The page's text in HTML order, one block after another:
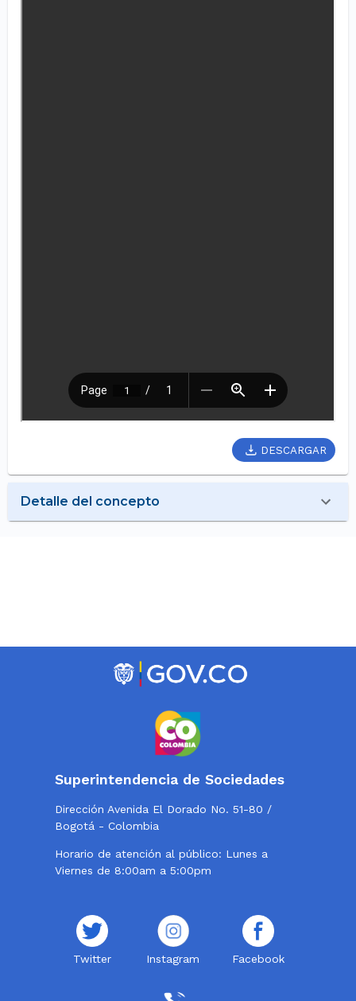
DESCARGAR
Detalle del concepto
Superintendencia de Sociedades
Dirección Avenida El Dorado No. 51-80 /
Bogotá - Colombia
Horario de atención al público: Lunes a
Viernes de 8:00am a 5:00pm
Twitter Instagram Facebook